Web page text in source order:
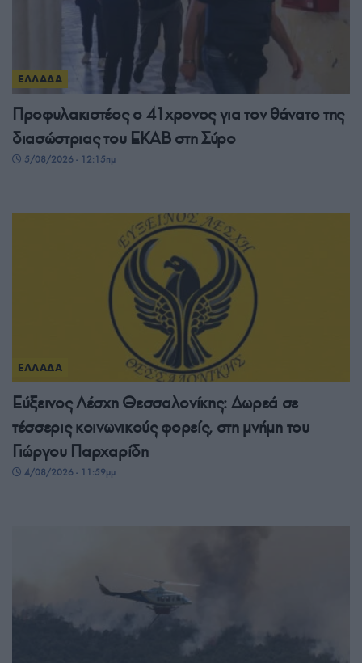
ΕΛΛΑΔΑ
Προφυλακιστέος ο 41χρονος για τον θάνατο της
διασώστριας του ΕΚΑΒ στη Σύρο
5/08/2026 - 12:15πμ
ΕΛΛΑΔΑ
Εύξεινος Λέσχη Θεσσαλονίκης: Δωρεά σε
τέσσερις κοινωνικούς φορείς, στη μνήμη του
Γιώργου Παρχαρίδη
4/08/2026 - 11:59μμ